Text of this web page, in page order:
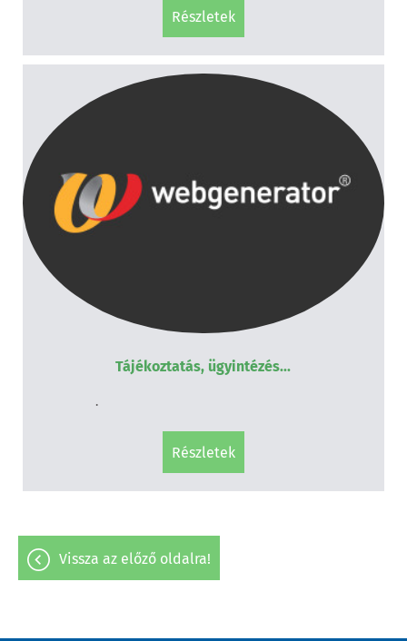
részletek
Tájékoztatás, ügyintézés...
.
részletek
vissza az előző oldalra!